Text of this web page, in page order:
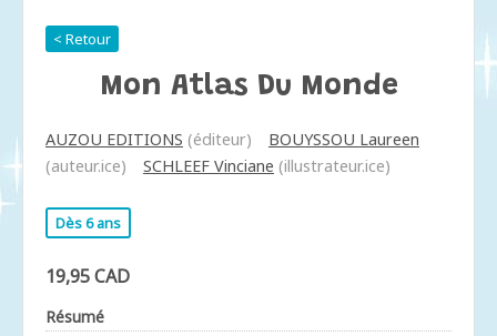
< Retour
Mon Atlas Du Monde
AUZOU EDITIONS (éditeur)
BOUYSSOU Laureen
(auteur.ice)
SCHLEEF Vinciane (illustrateur.ice)
Dès 6 ans
19,95 CAD
Résumé